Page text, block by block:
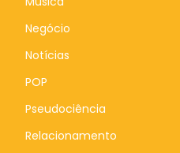
Negócio
Notícias
POP
Pseudociência
Relacionamento